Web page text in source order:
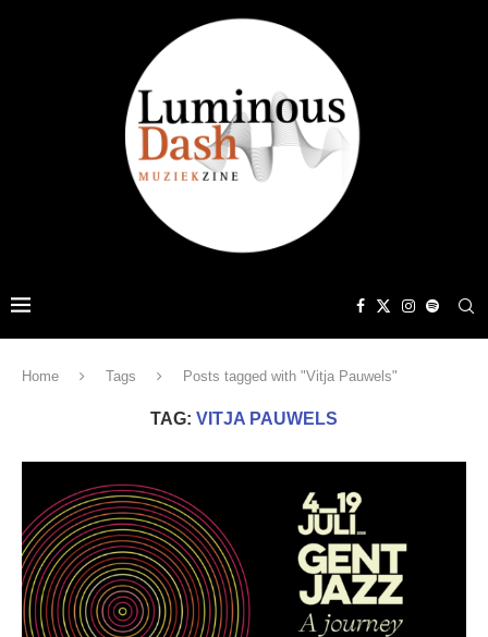
Home Tags Posts tagged with "Vitja Pauwels"
TAG: VITJA PAUWELS